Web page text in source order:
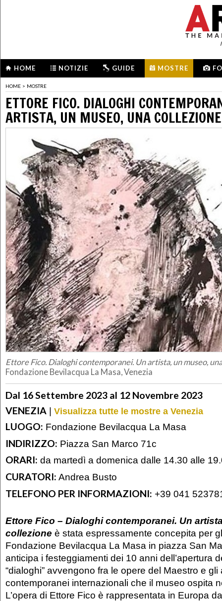
HOME NOTIZIE GUIDE MOSTRE
HOME > MOSTRE
ETTORE FICO. DIALOGHI
ARTISTA, UN MUSEO, UNA COLLEZIONE
Ettore Fico. Dialoghi contemporanei. Un artista, un museo,
Fondazione Bevilacqua La Masa, Venezia
Dal 16 Settembre 2023 al 12 Novembre 2023
VENEZIA | Visualizza tutte le mostre a Venezia
LUOGO: Fondazione Bevilacqua La Masa
INDIRIZZO: Piazza San Marco 71c
ORARI: da martedì a domenica dalle 14.30 alle
CURATORI: Andrea Busto
TELEFONO PER INFORMAZIONI: +39 041
Ettore Fico – Dialoghi contemporanei. Un
collezione è stata espressamente concepita per
Fondazione Bevilacqua La Masa in piazza San
anticipa i festeggiamenti dei 10 anni dell’apertura
“dialoghi” avvengono fra le opere del Maestro e gli
contemporanei internazionali che il museo ospita
L’opera di Ettore Fico è rappresentata in Europa